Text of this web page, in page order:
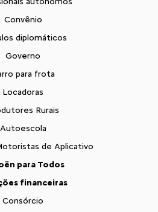
Convênio
diplomáticos
Governo
para frota
Locadoras
Rurais
Autoescola
de Aplicativo
para Todos
financeiras
Consórcio